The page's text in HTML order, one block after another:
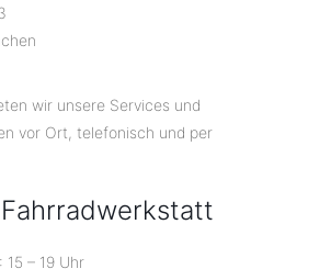
wir unsere Services und
vor Ort, telefonisch und per
15 – 19 Uhr